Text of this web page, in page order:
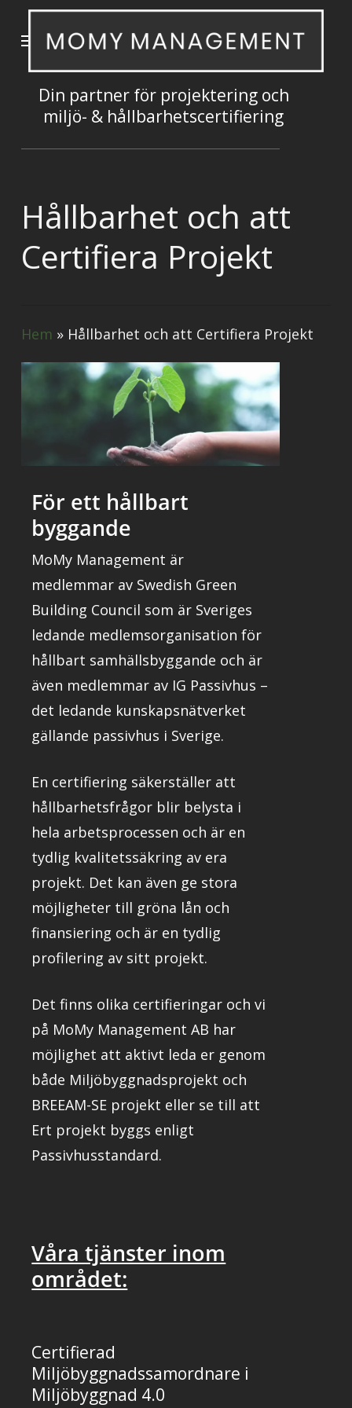
content
Menu
Din partner för projektering och
miljö- & hållbarhetscertifiering
Hållbarhet och att
Certifiera Projekt
Hem » Hållbarhet och att Certifiera Projekt
För ett hållbart
byggande
MoMy Management är
medlemmar av Swedish Green
Building Council som är Sveriges
ledande medlemsorganisation för
hållbart samhällsbyggande och är
även medlemmar av IG Passivhus –
det ledande kunskapsnätverket
gällande passivhus i Sverige.
En certifiering säkerställer att
hållbarhetsfrågor blir belysta i
hela arbetsprocessen och är en
tydlig kvalitetssäkring av era
projekt. Det kan även ge stora
möjligheter till gröna lån och
finansiering och är en tydlig
profilering av sitt projekt.
Det finns olika certifieringar och vi
på MoMy Management AB har
möjlighet att aktivt leda er genom
både Miljöbyggnadsprojekt och
BREEAM-SE projekt eller se till att
Ert projekt byggs enligt
Passivhusstandard.
Våra tjänster inom
området:
Certifierad
Miljöbyggnadssamordnare i
Miljöbyggnad 4.0